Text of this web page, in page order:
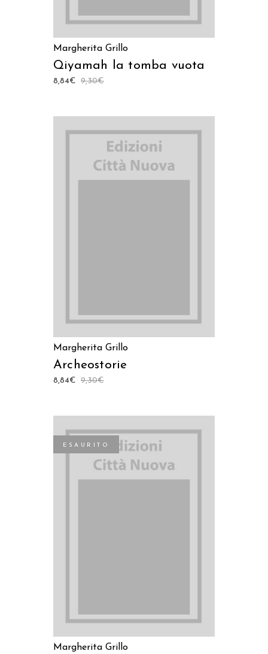
Margherita Grillo
Qiyamah la tomba vuota
9,30€
8,84€
Margherita Grillo
Archeostorie
9,30€
8,84€
ESAURITO
Margherita Grillo